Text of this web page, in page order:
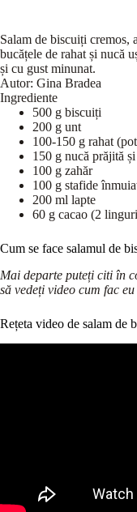
Salam de biscuiți cremos,
bucățele de rahat și nucă
și cu gust minunat.
Autor: Gina Bradea
Ingrediente
500 g biscuiți
200 g unt
100-150 g rahat
150 g nucă prăjită
100 g zahăr
100 g stafide
200 ml lapte
60 g cacao (2
Cum se face salamul de
Mai departe puteți citi în
să vedeți video cum fac
Rețeta video de salam de